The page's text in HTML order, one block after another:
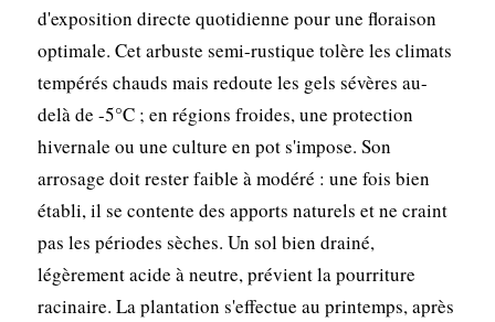
d'exposition directe quotidienne pour une floraison
optimale. Cet arbuste semi-rustique tolère les climats
tempérés chauds mais redoute les gels sévères au-
delà de -5°C ; en régions froides, une protection
hivernale ou une culture en pot s'impose. Son
arrosage doit rester faible à modéré : une fois bien
établi, il se contente des apports naturels et ne craint
pas les périodes sèches. Un sol bien drainé,
légèrement acide à neutre, prévient la pourriture
racinaire. La plantation s'effectue au printemps, après